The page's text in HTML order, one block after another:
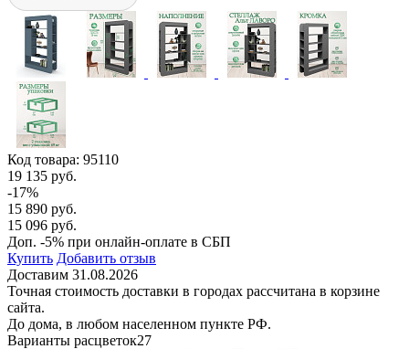
Код товара: 95110
19 135 руб.
-17%
15 890 руб.
15 096 руб.
Доп. -5% при онлайн-оплате в СБП
Купить Добавить отзыв
Доставим 31.08.2026
Точная стоимость доставки в городах рассчитана в корзине
сайта.
До дома, в любом населенном пункте РФ.
Варианты расцветок27